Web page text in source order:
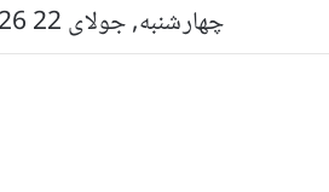
چهارشنبه, جولای 22 2026